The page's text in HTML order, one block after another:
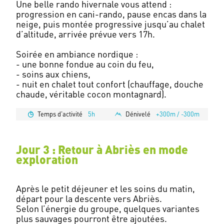
Une belle rando hivernale vous attend :
progression en cani-rando, pause encas dans la
neige, puis montée progressive jusqu’au chalet
d’altitude, arrivée prévue vers 17h.
Soirée en ambiance nordique :
- une bonne fondue au coin du feu,
- soins aux chiens,
- nuit en chalet tout confort (chauffage, douche
Temps d'activité 5h Dénivelé +300m / -300m
Jour 3 : Retour à Abriès en mode
exploration
Après le petit déjeuner et les soins du matin,
départ pour la descente vers Abriès.
Selon l’énergie du groupe, quelques variantes
plus sauvages pourront être ajoutées.